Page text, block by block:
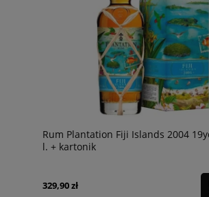
Rum Plantation Fiji Islands 2004
l. + kartonik
329,90 zł